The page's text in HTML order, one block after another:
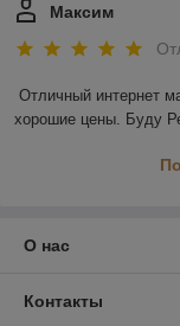
Максим
Отличный интернет
хорошие цены. Буду
О нас
Контакты